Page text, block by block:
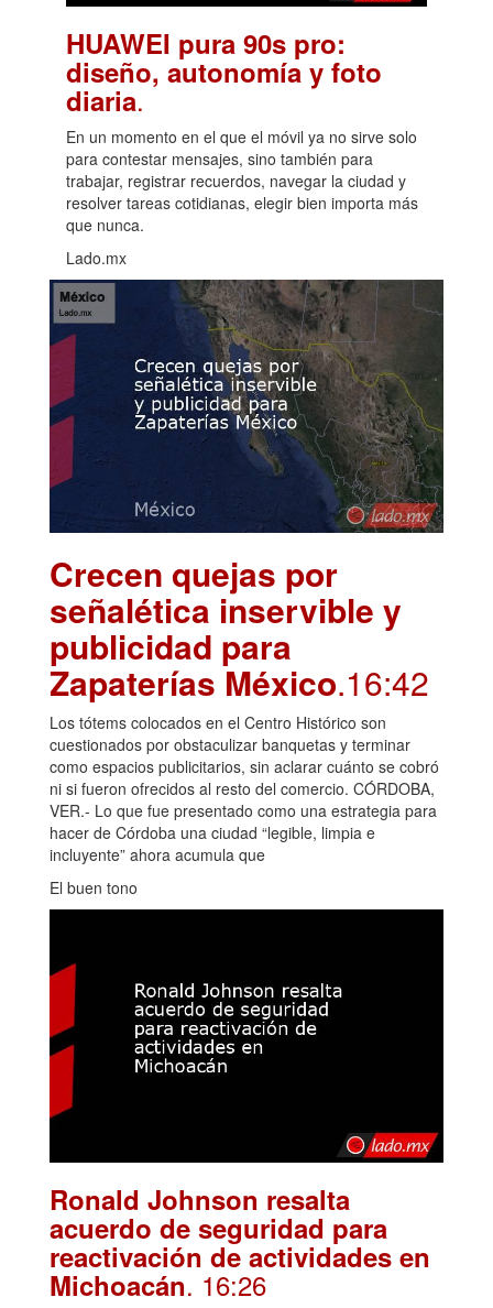
HUAWEI pura 90s pro:
diseño, autonomía y foto
diaria.
En un momento en el que el móvil ya no sirve solo
para contestar mensajes, sino también para
trabajar, registrar recuerdos, navegar la ciudad y
resolver tareas cotidianas, elegir bien importa más
que nunca.
Lado.mx
Crecen quejas por
señalética inservible y
publicidad para
Zapaterías México.16:42
Los tótems colocados en el Centro Histórico son
cuestionados por obstaculizar banquetas y terminar
como espacios publicitarios, sin aclarar cuánto se cobró
ni si fueron ofrecidos al resto del comercio. CÓRDOBA,
VER.- Lo que fue presentado como una estrategia para
hacer de Córdoba una ciudad “legible, limpia e
incluyente” ahora acumula que
El buen tono
Ronald Johnson resalta
acuerdo de seguridad para
reactivación de actividades en
Michoacán. 16:26